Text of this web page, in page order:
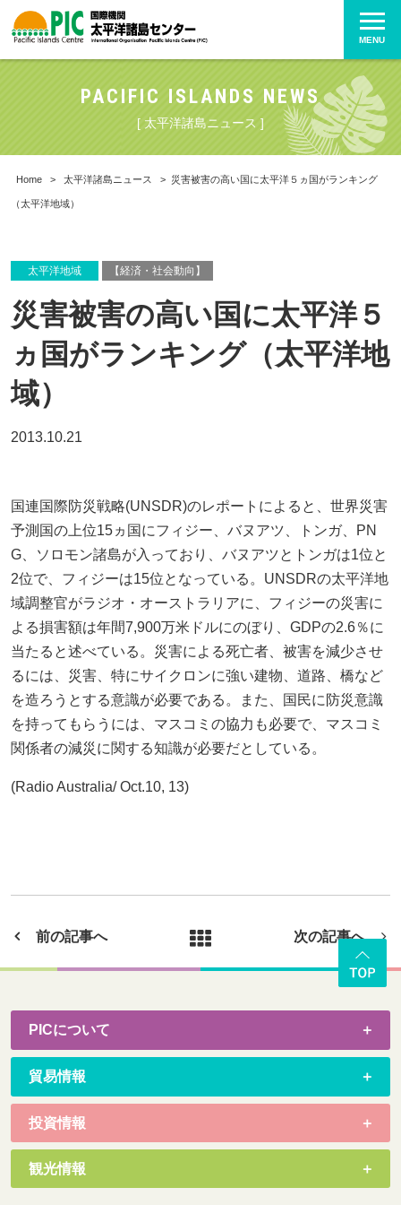
MENU
PACIFIC ISLANDS NEWS
[ 太平洋諸島ニュース ]
Home > 太平洋諸島ニュース > 災害被害の高い国に太平洋５ヵ国がランキング
（太平洋地域）
太平洋地域 【経済・社会動向】
災害被害の高い国に太平洋５
ヵ国がランキング（太平洋地
域）
2013.10.21
国連国際防災戦略(UNSDR)のレポートによると、世界災害
予測国の上位15ヵ国にフィジー、バヌアツ、トンガ、PN
G、ソロモン諸島が入っており、バヌアツとトンガは1位と
2位で、フィジーは15位となっている。UNSDRの太平洋地
域調整官がラジオ・オーストラリアに、フィジーの災害に
よる損害額は年間7,900万米ドルにのぼり、GDPの2.6％に
当たると述べている。災害による死亡者、被害を減少させ
るには、災害、特にサイクロンに強い建物、道路、橋など
を造ろうとする意識が必要である。また、国民に防災意識
を持ってもらうには、マスコミの協力も必要で、マスコミ
関係者の減災に関する知識が必要だとしている。
(Radio Australia/ Oct.10, 13)
前の記事へ 次の記事へ
PICについて
貿易情報
投資情報
観光情報